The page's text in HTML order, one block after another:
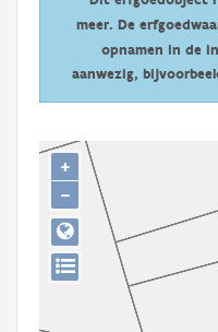
Downloads
Hergebruik
meer. De
opnamen in de
aanwezig,
+
−